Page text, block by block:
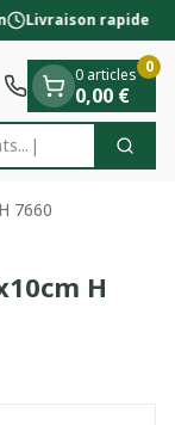
Livraison rapide
0 articles
0,00 €
0
7660
H